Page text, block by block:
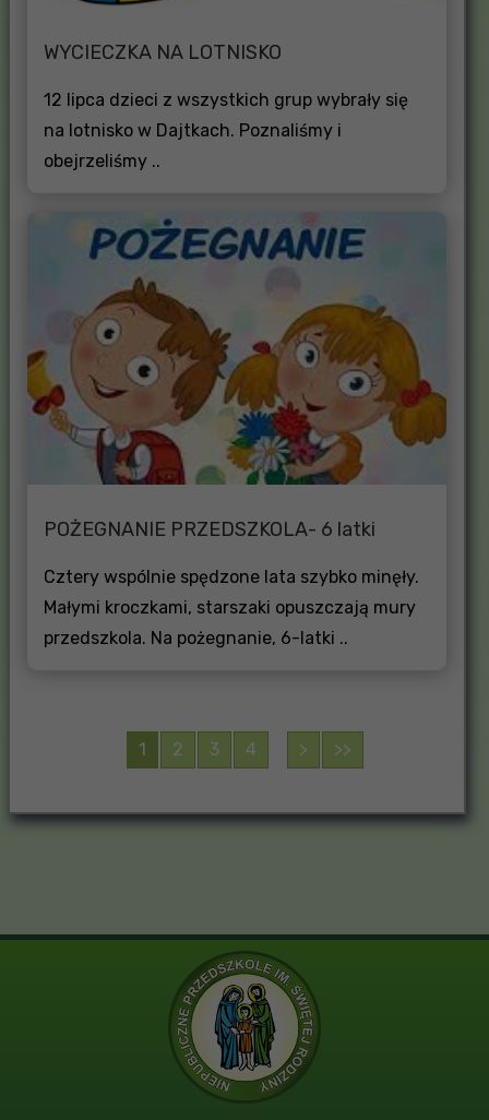
WYCIECZKA NA LOTNISKO
12 lipca dzieci z wszystkich grup wybrały się
na lotnisko w Dajtkach. Poznaliśmy i
obejrzeliśmy ..
POŻEGNANIE PRZEDSZKOLA- 6 latki
Cztery wspólnie spędzone lata szybko minęły.
Małymi kroczkami, starszaki opuszczają mury
przedszkola. Na pożegnanie, 6-latki ..
1 2 3 4 > >>